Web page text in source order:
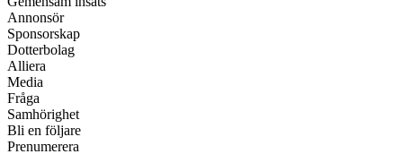
Annonsör
Sponsorskap
Dotterbolag
Alliera
Media
Fråga
Samhörighet
Bli en följare
Prenumerera